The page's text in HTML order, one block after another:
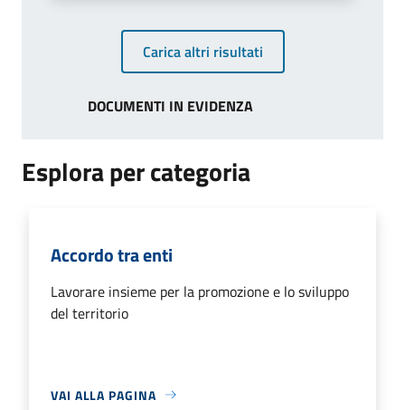
Carica altri risultati
DOCUMENTI IN EVIDENZA
Esplora per categoria
Accordo tra enti
Lavorare insieme per la promozione e lo sviluppo
del territorio
VAI ALLA PAGINA